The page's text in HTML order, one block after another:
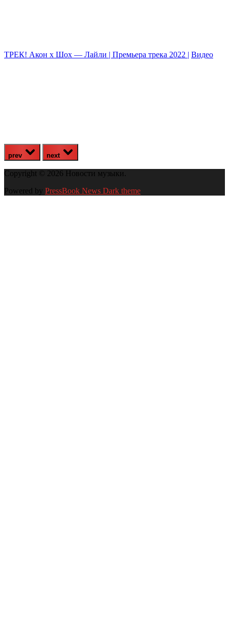
ТРЕК! Акон х Шох — Лайли | Премьера трека 2022 | Видео
prev next
Copyright © 2026 Новости музыки.
Powered by PressBook News Dark theme